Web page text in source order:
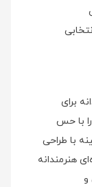
برای
با حس
با طراحی
هنرمندانه
و